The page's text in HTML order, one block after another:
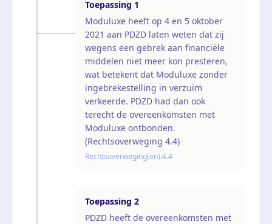
Toepassing 1
Moduluxe heeft op 4 en 5 oktober
2021 aan PDZD laten weten dat zij
wegens een gebrek aan financiële
middelen niet meer kon presteren,
wat betekent dat Moduluxe zonder
ingebrekestelling in verzuim
verkeerde. PDZD had dan ook
terecht de overeenkomsten met
Moduluxe ontbonden.
(Rechtsoverweging 4.4)
Rechtsoverweging(en):4.4
Toepassing 2
PDZD heeft de overeenkomsten met